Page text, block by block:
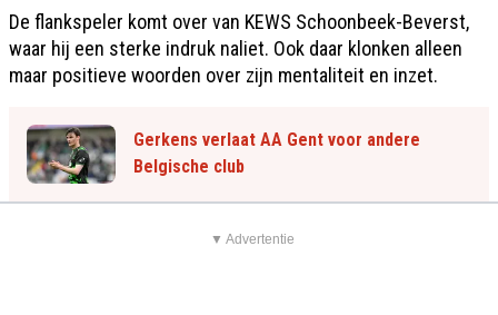
De flankspeler komt over van KEWS Schoonbeek-Beverst,
waar hij een sterke indruk naliet. Ook daar klonken alleen
maar positieve woorden over zijn mentaliteit en inzet.
Gerkens verlaat AA Gent voor andere
Belgische club
▼ Advertentie